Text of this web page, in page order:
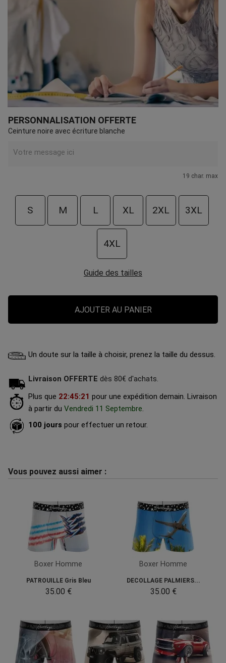
PERSONNALISATION OFFERTE
Ceinture noire avec écriture blanche
19 char. max
S M L XL 2XL 3XL
4XL
Guide des tailles
AJOUTER AU PANIER
Un doute sur la taille à choisir, prenez la taille du dessus.
Livraison OFFERTE dès 80€ d'achats.
Plus que 22:45:20 pour une expédition demain. Livraison
à partir du Vendredi 11 Septembre.
100 jours pour effectuer un retour.
Vous pouvez aussi aimer :
Boxer Homme
PATROUILLE Gris Bleu
35.00 €
Boxer Homme
DECOLLAGE PALMIERS...
35.00 €